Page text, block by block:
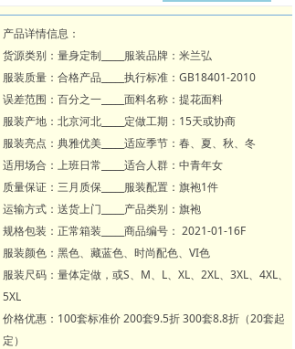
产品详情信息：
货源类别：量身定制_____服装品牌：米兰弘
服装质量：合格产品_____执行标准：GB18401-2010
误差范围：百分之一_____面料名称：提花面料
服装产地：北京河北_____定做工期：15天或协商
服装亮点：典雅优美_____适应季节：春、夏、秋、冬
适用场合：上班日常_____适合人群：中青年女
质量保证：三月质保_____服装配置：旗袍1件
运输方式：送货上门_____产品类别：旗袍
规格包装：正常箱装_____商品编号： 2021-01-16F
服装颜色：黑色、藏蓝色、时尚配色、VI色
服装尺码：量体定做，或S、M、L、XL、2XL、3XL、4XL、
5XL
价格优惠：100套标准价 200套9.5折 300套8.8折（20套起
定）